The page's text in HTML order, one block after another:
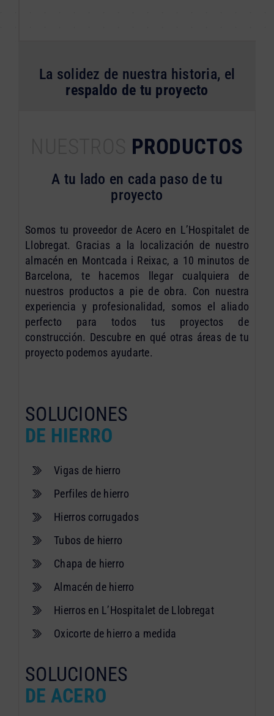
La solidez de nuestra historia, el
respaldo de tu proyecto
PRODUCTOS
A tu lado en cada paso de tu
proyecto
Somos tu proveedor de Acero en L’Hospitalet de
Llobregat. Gracias a la localización de nuestro
almacén en Montcada i Reixac, a 10 minutos de
Barcelona, te hacemos llegar cualquiera de
nuestros productos a pie de obra. Con nuestra
experiencia y profesionalidad, somos el aliado
perfecto para todos tus proyectos de
construcción. Descubre en qué otras áreas de tu
proyecto podemos ayudarte.
SOLUCIONES
DE HIERRO
Vigas de hierro
Perfiles de hierro
Hierros corrugados
Tubos de hierro
Chapa de hierro
Almacén de hierro
Hierros en L’Hospitalet de Llobregat
Oxicorte de hierro a medida
SOLUCIONES
DE ACERO